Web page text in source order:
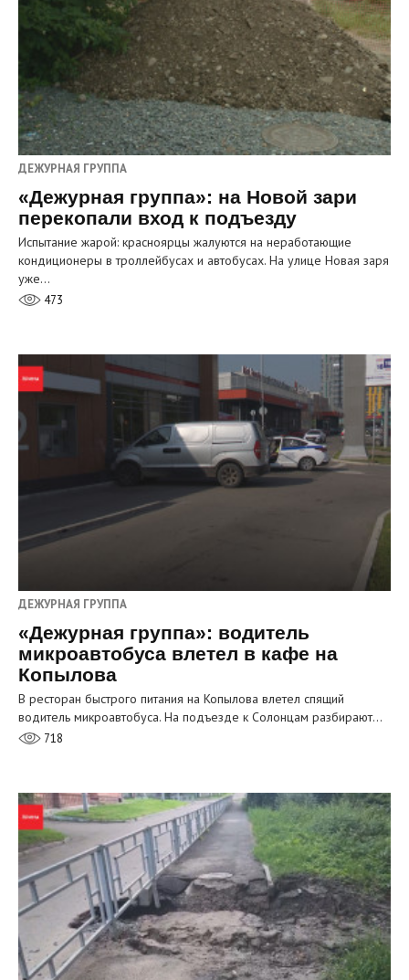
ДЕЖУРНАЯ ГРУППА
«Дежурная группа»: на Новой зари
перекопали вход к подъезду
Испытание жарой: красноярцы жалуются на неработающие
кондиционеры в троллейбусах и автобусах. На улице Новая заря
уже…
473
ДЕЖУРНАЯ ГРУППА
«Дежурная группа»: водитель
микроавтобуса влетел в кафе на
Копылова
В ресторан быстрого питания на Копылова влетел спящий
водитель микроавтобуса. На подъезде к Солонцам разбирают…
718